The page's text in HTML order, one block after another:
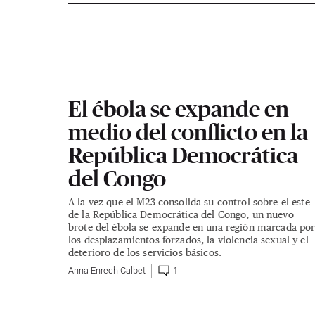
El ébola se expande en
medio del conflicto en la
República Democrática
del Congo
A la vez que el M23 consolida su control sobre el este
de la República Democrática del Congo, un nuevo
brote del ébola se expande en una región marcada por
los desplazamientos forzados, la violencia sexual y el
deterioro de los servicios básicos.
Anna Enrech Calbet 1